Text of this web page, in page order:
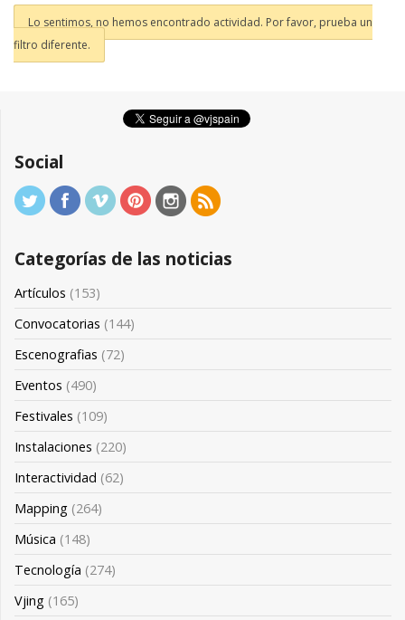
Lo sentimos, no hemos encontrado actividad. Por favor, prueba un
filtro diferente.
Social
Categorías de las noticias
Artículos (153)
Convocatorias (144)
Escenografias (72)
Eventos (490)
Festivales (109)
Instalaciones (220)
Interactividad (62)
Mapping (264)
Música (148)
Tecnología (274)
Vjing (165)